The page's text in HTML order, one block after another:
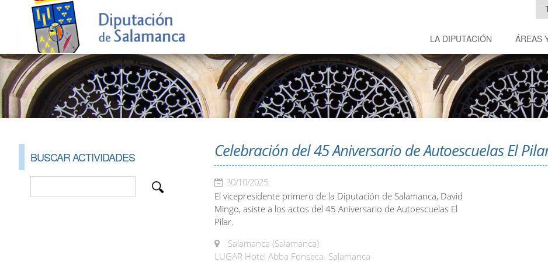
LA DIPUTACIÓN ÁREAS
BUSCAR ACTIVIDADES Celebración del 45 Aniversario de Autoescuelas El
30/10/2025
El vicepresidente primero de la Diputación de Salamanca, David
Mingo, asiste a los actos del 45 Aniversario de Autoescuelas El
Pilar.
Salamanca (Salamanca)
LUGAR Hotel Abba Fonseca. Salamanca